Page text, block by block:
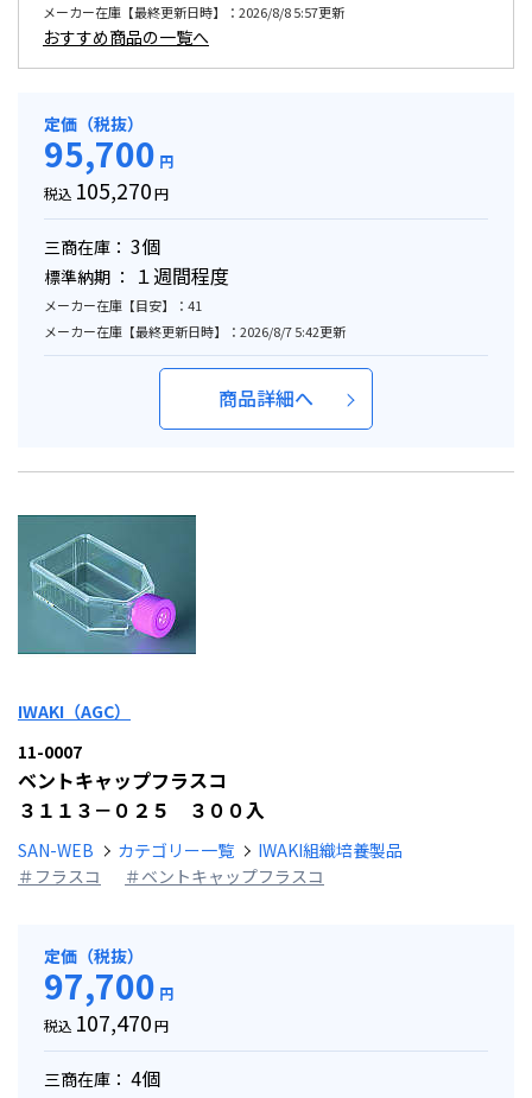
メーカー在庫【最終更新日時】：2026/8/8 5:57更新
おすすめ商品の一覧へ
定価（税抜）
95,700 円
税込 105,270円
三商在庫： 3個
標準納期 ： １週間程度
メーカー在庫【目安】：41
メーカー在庫【最終更新日時】：2026/8/7 5:42更新
商品詳細へ
IWAKI（AGC）
11-0007
ベントキャップフラスコ
３１１３－０２５ ３００入
SAN-WEB カテゴリー一覧
IWAKI組織培養製品
＃フラスコ
＃ベントキャップフラスコ
定価（税抜）
97,700 円
税込 107,470円
三商在庫： 4個